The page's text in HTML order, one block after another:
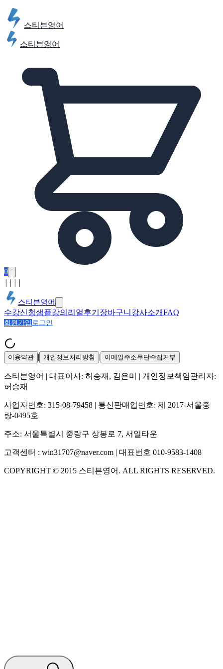
스티븐영어
스티븐영어
0
스티븐영어
수강신청샘플강의 리얼후기 장바구니 강사소개FAQ
회원가입 로그인
이용약관 | 개인정보처리방침 | 이메일주소무단수집거부
스티븐영어 | 대표이사: 허승재, 김은미
| 개인정보책임관리자:
허승재
사업자번호: 315-08-79458 | 통신판매업번호: 제 2017-서울중
랑-0495호
주소: 서울특별시 중랑구 상봉로 7, 서일타운
고객센터 : win31707@naver.com | 대표번호 010-9583-1408
COPYRIGHT © 2015 스티븐영어 . ALL RIGHTS RESERVED.